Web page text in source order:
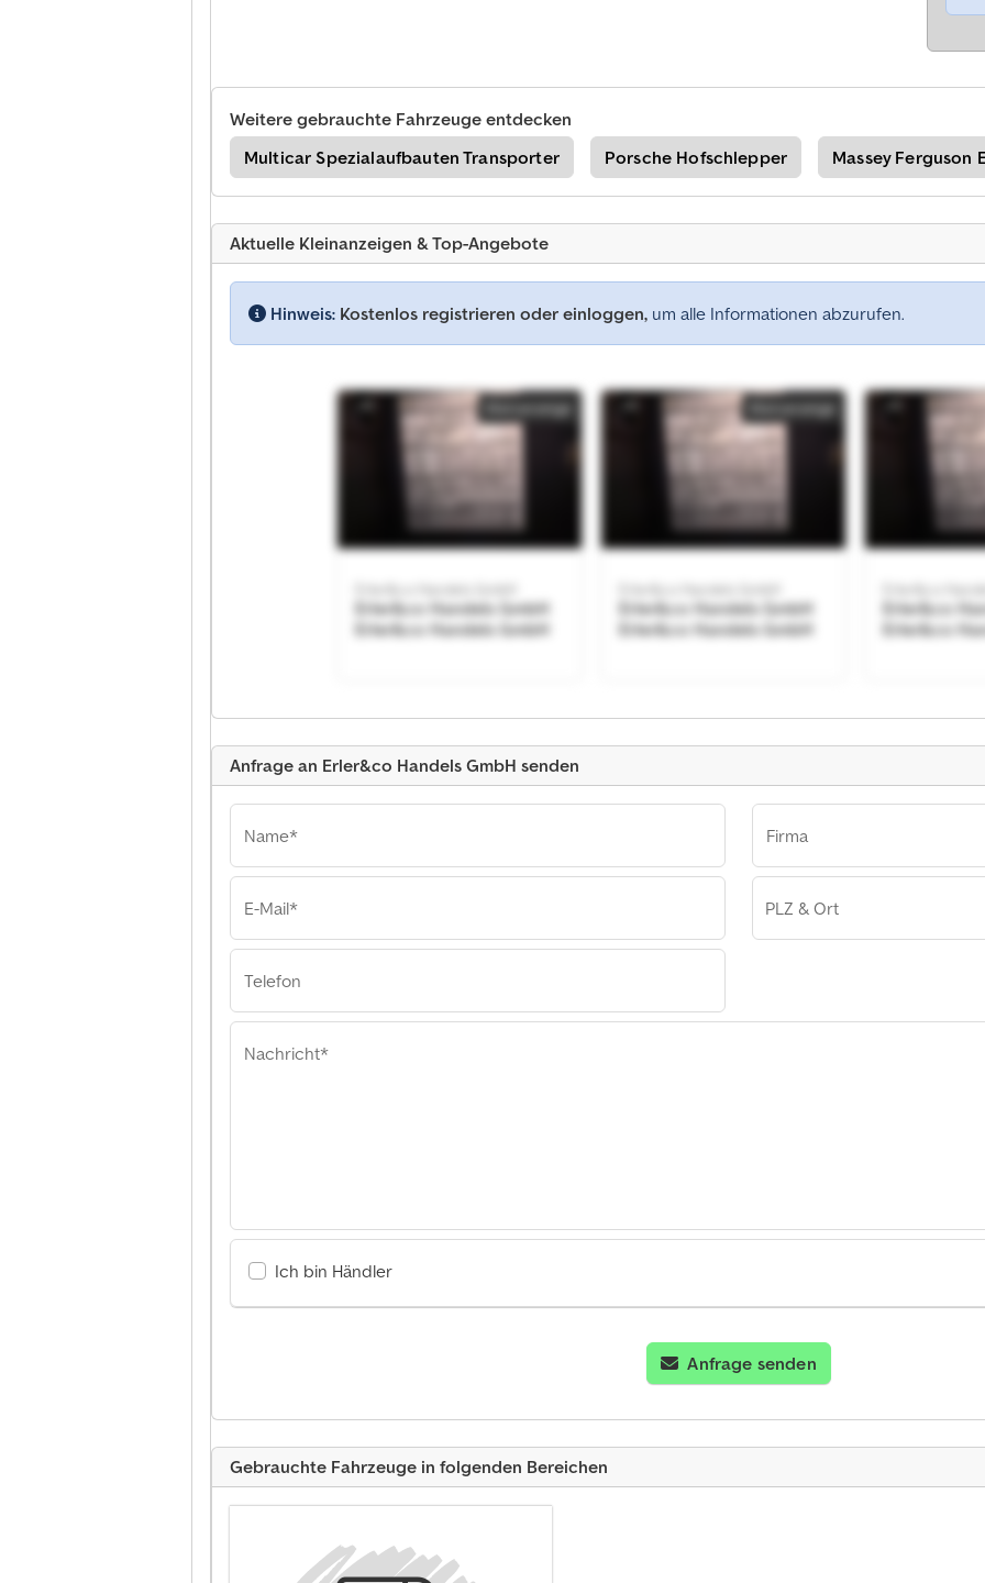
Weitere gebrauchte Fahrzeuge entdecken
Multicar Spezialaufbauten Transporter
Porsche Hofschlepper Massey Ferguson
Aktuelle Kleinanzeigen & Top-Angebote
Hinweis: Kostenlos registrieren oder einloggen, um alle Informationen abzurufen.
Erler&co Handels GmbH
Erler&co Handels GmbH
Kleinanzeige
Erler&co Handels GmbH
Erler&co Handels GmbH
Kleinanzeige
Erler&co
Erler&co
Erler&co Handels GmbH
Anfrage an Erler&co Handels GmbH senden
Name*
E-Mail*
Telefon
Firma
PLZ & Ort
Nachricht*
Ich bin Händler
Anfrage senden
Gebrauchte Fahrzeuge in folgenden Bereichen